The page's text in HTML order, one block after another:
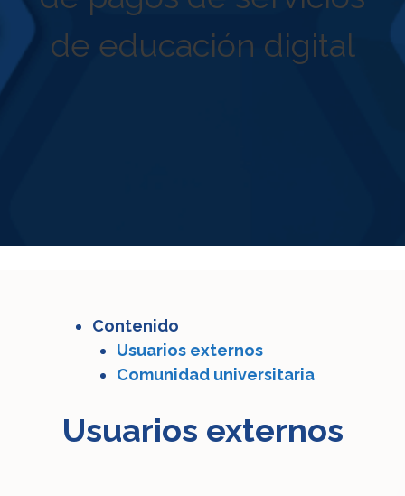
de educación digital
Contenido
Usuarios externos
Comunidad universitaria
Usuarios externos